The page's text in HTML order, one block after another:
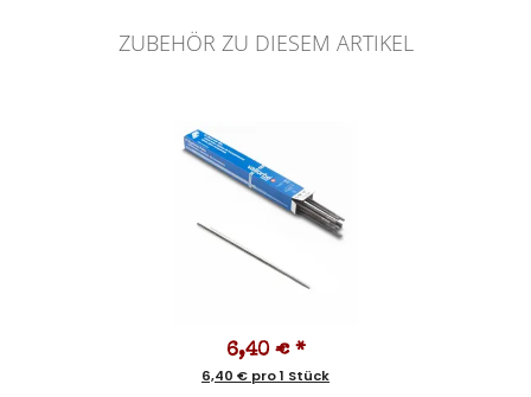
ZUBEHÖR ZU DIESEM ARTIKEL
6,40 € *
6,40 € pro 1 Stück